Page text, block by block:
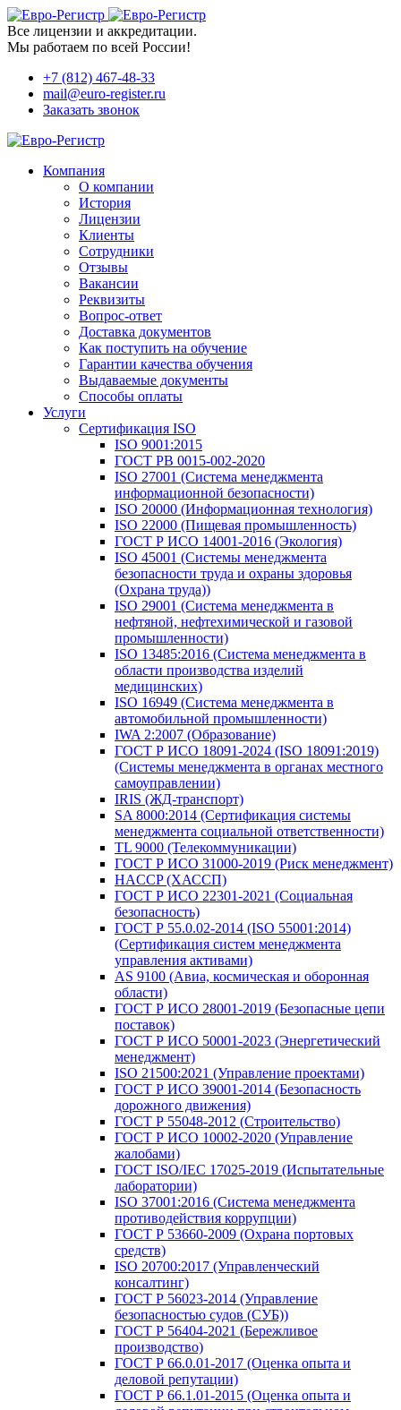
Все лицензии и аккредитации.
Мы работаем по всей России!
+7 (812) 467-48-33
mail@euro-register.ru
Заказать звонок
Компания
О компании
История
Лицензии
Клиенты
Сотрудники
Отзывы
Вакансии
Реквизиты
Вопрос-ответ
Доставка документов
Как поступить на обучение
Гарантии качества обучения
Выдаваемые документы
Способы оплаты
Услуги
Сертификация ISO
ISO 9001:2015
ГОСТ РВ 0015-002-2020
ISO 27001 (Система менеджмента
информационной безопасности)
ISO 20000 (Информационная технология)
ISO 22000 (Пищевая промышленность)
ГОСТ Р ИСО 14001-2016 (Экология)
ISO 45001 (Системы менеджмента
безопасности труда и охраны здоровья
(Охрана труда))
ISO 29001 (Система менеджмента в
нефтяной, нефтехимической и газовой
промышленности)
ISO 13485:2016 (Система менеджмента в
области производства изделий
медицинских)
ISO 16949 (Система менеджмента в
автомобильной промышленности)
IWA 2:2007 (Образование)
ГОСТ Р ИСО 18091-2024 (ISO 18091:2019)
(Системы менеджмента в органах местного
самоуправлении)
IRIS (ЖД-транспорт)
SA 8000:2014 (Сертификация системы
менеджмента социальной ответственности)
TL 9000 (Телекоммуникации)
ГОСТ Р ИСО 31000-2019 (Риск менеджмент)
HACCP (ХАССП)
ГОСТ Р ИСО 22301-2021 (Социальная
безопасность)
ГОСТ Р 55.0.02-2014 (ISO 55001:2014)
(Сертификация систем менеджмента
управления активами)
AS 9100 (Авиа, космическая и оборонная
области)
ГОСТ Р ИСО 28001-2019 (Безопасные цепи
поставок)
ГОСТ Р ИСО 50001-2023 (Энергетический
менеджмент)
ISO 21500:2021 (Управление проектами)
ГОСТ Р ИСО 39001-2014 (Безопасность
дорожного движения)
ГОСТ Р 55048-2012 (Строительство)
ГОСТ Р ИСО 10002-2020 (Управление
жалобами)
ГОСТ ISO/IEC 17025-2019 (Испытательные
лаборатории)
ISO 37001:2016 (Система менеджмента
противодействия коррупции)
ГОСТ Р 53660-2009 (Охрана портовых
средств)
ISO 20700:2017 (Управленческий
консалтинг)
ГОСТ Р 56023-2014 (Управление
безопасностью судов (СУБ))
ГОСТ Р 56404-2021 (Бережливое
производство)
ГОСТ Р 66.0.01-2017 (Оценка опыта и
деловой репутации)
ГОСТ Р 66.1.01-2015 (Оценка опыта и